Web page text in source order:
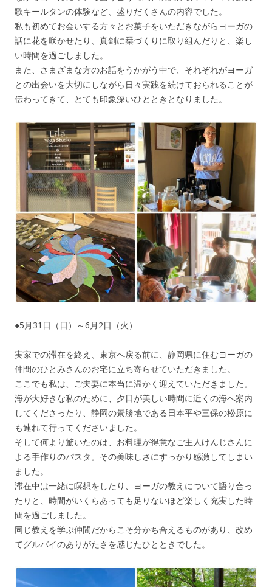
歌キールタンの体験など、盛りだくさんの内容でした。
私も初めてお会いする方々とお菓子をいただきながらヨーガの
話に花を咲かせたり、真剣に栞づくりに取り組んだりと、楽し
い時間を過ごしました。
また、さまざまな方のお話をうかがう中で、それぞれがヨーガ
との出会いを大切にしながら日々実践を続けておられることが
伝わってきて、とても印象深いひとときとなりました。
●5月31日（日）～6月2日（火）
実家での滞在を終え、東京へ戻る前に、静岡県に住むヨーガの
仲間のひとみさんのお宅に立ち寄らせていただきました。
ここでも私は、ご夫妻に本当に温かく迎えていただきました。
海が大好きな私のために、夕日が美しい時間に近くの海へ案内
してくださったり、静岡の景勝地である日本平や三保の松原に
も連れて行ってくださいました。
そして何より驚いたのは、お料理が得意なご主人けんじさんに
よる手作りのパスタ。その美味しさにすっかり感激してしまい
ました。
滞在中は一緒に瞑想をしたり、ヨーガの教えについて語り合っ
たりと、時間がいくらあっても足りないほど楽しく充実した時
間を過ごしました。
同じ教えを学ぶ仲間だからこそ分かち合えるものがあり、改め
てグルバイのありがたさを感じたひとときでした。